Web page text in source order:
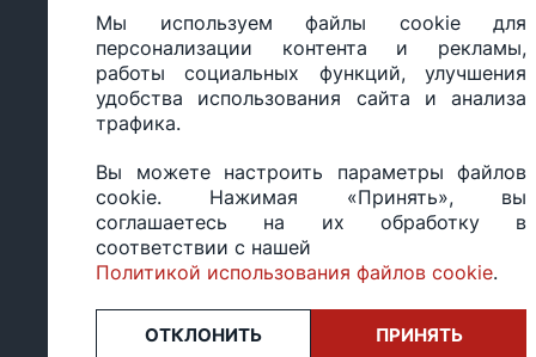
персональных
данных
Настройка политики
cookie
Юридический адрес: 220035, Республика Беларусь,
ул.Тимирязева 65Б, оф.1107Б
Свидетельство о государственной регистрации:
14.03.2017.
Регистрация в Торговом реестре: №494648 от
Заказы, оформленные в рабочий день после 18:00, а
или праздники, обрабатываются на следующий
Мы используем файлы cookie для
персонализации контента и рекламы,
работы социальных функций, улучшения
удобства использования сайта и анализа
трафика.
Вы можете настроить параметры файлов
cookie. Нажимая «Принять», вы
соглашаетесь на их обработку в
соответствии с нашей
Политикой использования файлов cookie.
ОТКЛОНИТЬ ПРИНЯТЬ